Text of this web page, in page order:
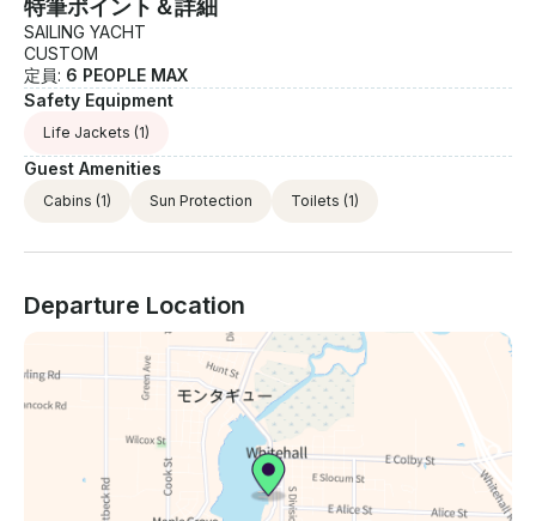
特筆ポイント＆詳細
SAILING YACHT
CUSTOM
定員: 6 PEOPLE MAX
Safety Equipment
Life Jackets (1)
Guest Amenities
Cabins (1) Sun Protection Toilets (1)
Departure Location